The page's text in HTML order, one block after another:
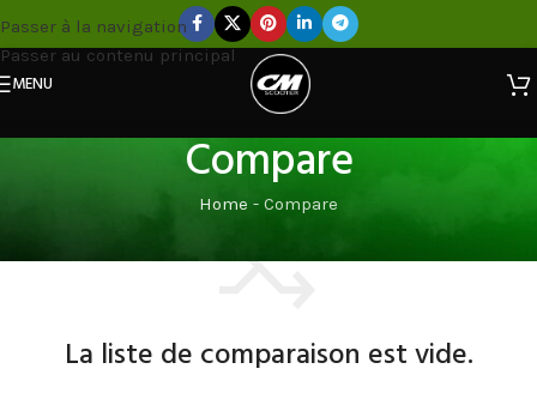
Passer à la navigation
Passer au contenu principal
MENU
Compare
Home - Compare
La liste de comparaison est vide.